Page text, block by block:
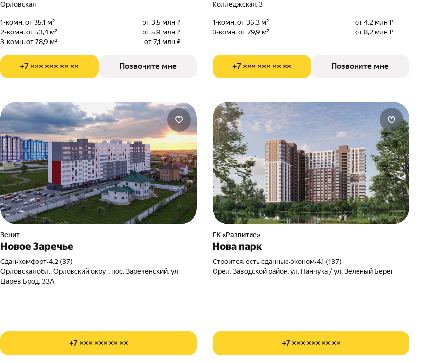
Орловская
1-комн. от 35,1 м²
от 3,5 млн ₽
2-комн. от 53,4 м²
от 5,9 млн ₽
3-комн. от 78,9 м²
от 7,1 млн ₽
+7 ××× ××× ×× ×× Позвоните мне
Колледжская, 3
1-комн. от 36,3 м²
от 4,2 млн ₽
3-комн. от 79,9 м²
от 8,2 млн ₽
+7 ××× ××× ×× ×× Позвоните мне
Зенит
Новое Заречье
Сдан•комфорт•4.2 (37)
Орловская обл., Орловский округ, пос. Зареченский, ул.
Царев Брод, 33А
+7 ××× ××× ×× ××
ГК «Развитие»
Нова парк
Строится, есть сданные•эконом•4.1 (137)
Орел, Заводской район, ул. Панчука / ул. Зелёный Берег
+7 ××× ××× ×× ××